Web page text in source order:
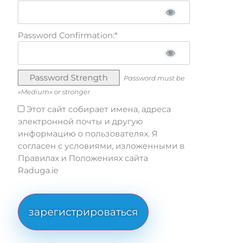
Password Confirmation:*
Password Strength
Password must be
«Medium» or stronger
Этот сайт собирает имена, адреса
электронной почты и другую
информацию о пользователях. Я
согласен с условиями, изложенными в
Правилах и Положениях сайта
Raduga.ie
No val